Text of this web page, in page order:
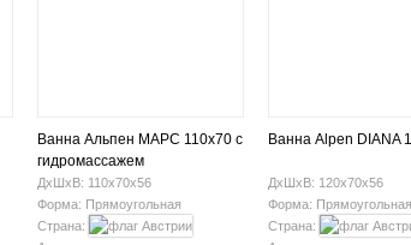
Ванна Альпен МАРС 110х70 с
гидромассажем
ДхШхВ: 110х70х56
Форма: Прямоугольная
Страна:
Ванна Alpen DIANA
ДхШхВ: 120х70х56
Форма: Прямоугольная
Страна: